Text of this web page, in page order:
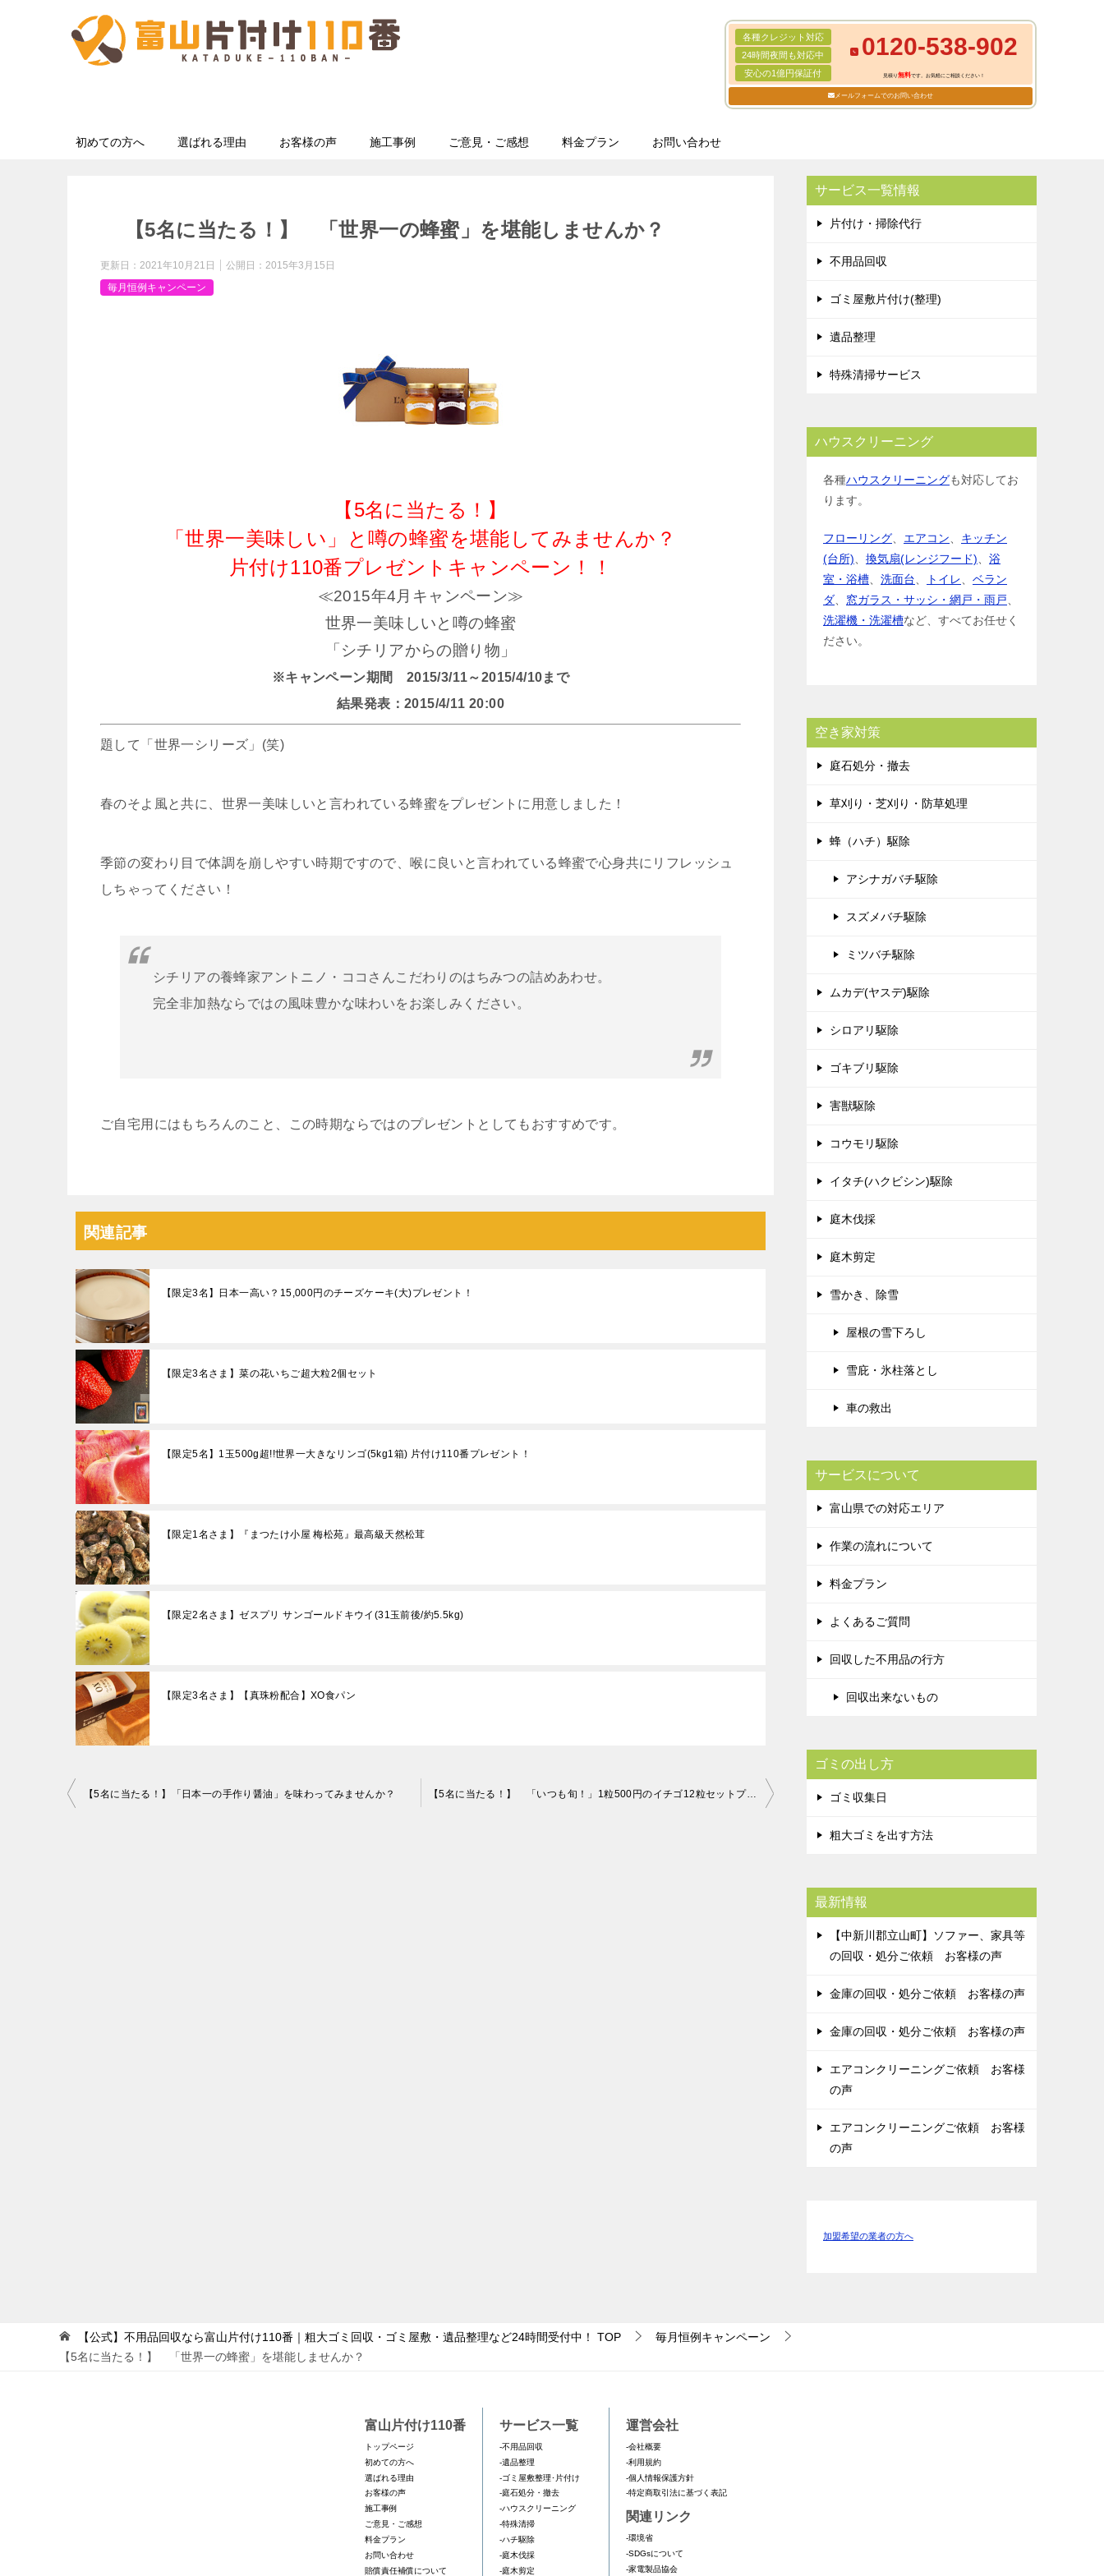
各種クレジット対応
24時間夜間も対応中
安心の1億円保証付
0120-538-902
見積り無料です。お気軽にご相談ください！
メールフォームでのお問い合わせ
初めての方へ 選ばれる理由 お客様の声 施工事例 ご意見・ご感想 料金プラン お問い合わせ
【5名に当たる！】 「世界一の蜂蜜」を堪能しませんか？
更新日： 2021年10月21日 公開日： 2015年3月15日
毎月恒例キャンペーン
【5名に当たる！】
「世界一美味しい」と噂の蜂蜜を堪能してみませんか？
片付け110番プレゼントキャンペーン！！
≪2015年4月キャンペーン≫
世界一美味しいと噂の蜂蜜
「シチリアからの贈り物」
※キャンペーン期間 2015/3/11～2015/4/10まで
結果発表：2015/4/11 20:00
題して「世界一シリーズ」(笑)
春のそよ風と共に、世界一美味しいと言われている蜂蜜をプレゼントに用意しました！
季節の変わり目で体調を崩しやすい時期ですので、喉に良いと言われている蜂蜜で心身共にリフレッシュ
しちゃってください！
シチリアの養蜂家アントニノ・ココさんこだわりのはちみつの詰めあわせ。
完全非加熱ならではの風味豊かな味わいをお楽しみください。
ご自宅用にはもちろんのこと、この時期ならではのプレゼントとしてもおすすめです。
関連記事
【限定3名】日本一高い？15,000円のチーズケーキ(大)プレゼント！
【限定3名さま】菜の花いちご超大粒2個セット
【限定5名】1玉500g超!!世界一大きなリンゴ(5kg1箱) 片付け110番プレゼント！
【限定1名さま】『まつたけ小屋 梅松苑』最高級天然松茸
【限定2名さま】ゼスプリ サンゴールドキウイ(31玉前後/約5.5kg)
【限定3名さま】【真珠粉配合】XO食パン
投
【5名に当たる！】「日本一の手作り醤油」を味わってみませんか？ 【5名に当たる！】 「いつも旬！」1粒500円のイチゴ12粒セットプレゼント！
サービス一覧情報
片付け・掃除代行
不用品回収
ゴミ屋敷片付け(整理)
遺品整理
特殊清掃サービス
ハウスクリーニング
各種ハウスクリーニングも対応してお
ります。
フローリング エアコン
キッチン
(台所)
換気扇(レンジフード)
浴
室・浴槽
洗面台 トイレ
ベラン
ダ
窓ガラス・サッシ・網戸・雨戸
洗濯機・洗濯槽など、すべてお任せく
ださい。
空き家対策
庭石処分・撤去
草刈り・芝刈り・防草処理
蜂（ハチ）駆除
アシナガバチ駆除
スズメバチ駆除
ミツバチ駆除
ムカデ(ヤスデ)駆除
シロアリ駆除
ゴキブリ駆除
害獣駆除
コウモリ駆除
イタチ(ハクビシン)駆除
庭木伐採
庭木剪定
雪かき、除雪
屋根の雪下ろし
雪庇・氷柱落とし
車の救出
サービスについて
富山県での対応エリア
作業の流れについて
料金プラン
よくあるご質問
回収した不用品の行方
回収出来ないもの
ゴミの出し方
ゴミ収集日
粗大ゴミを出す方法
最新情報
【中新川郡立山町】ソファー、家具等
の回収・処分ご依頼 お客様の声
金庫の回収・処分ご依頼 お客様の声
金庫の回収・処分ご依頼 お客様の声
エアコンクリーニングご依頼 お客様
の声
エアコンクリーニングご依頼 お客様
の声
加盟希望の業者の方へ
【公式】不用品回収なら富山片付け110番｜粗大ゴミ回収・ゴミ屋敷・遺品整理など24時間受付中！ TOP
毎月恒例キャンペーン
【5名に当たる！】 「世界一の蜂蜜」を堪能しませんか？
富山片付け110番
トップページ
初めての方へ
選ばれる理由
お客様の声
施工事例
ご意見・ご感想
料金プラン
お問い合わせ
賠償責任補償について
サービス一覧
-不用品回収
-遺品整理
-ゴミ屋敷整理･片付け
-庭石処分・撤去
-ハウスクリーニング
-特殊清掃
-ハチ駆除
-庭木伐採
-庭木剪定
運営会社
-会社概要
-利用規約
-個人情報保護方針
-特定商取引法に基づく表記
関連リンク
-環境省
-SDGsについて
-家電製品協会